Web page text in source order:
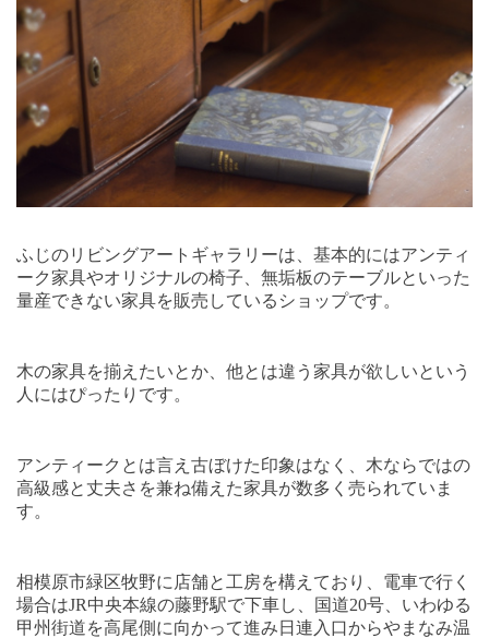
ふじのリビングアートギャラリーは、基本的にはアンティ
ーク家具やオリジナルの椅子、無垢板のテーブルといった
量産できない家具を販売しているショップです。
木の家具を揃えたいとか、他とは違う家具が欲しいという
人にはぴったりです。
アンティークとは言え古ぼけた印象はなく、木ならではの
高級感と丈夫さを兼ね備えた家具が数多く売られていま
す。
相模原市緑区牧野に店舗と工房を構えており、電車で行く
場合はJR中央本線の藤野駅で下車し、国道20号、いわゆる
甲州街道を高尾側に向かって進み日連入口からやまなみ温